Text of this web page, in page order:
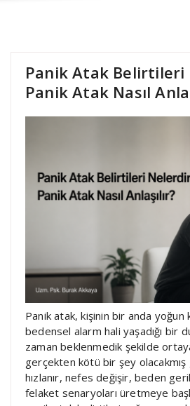
Panik Atak Belirtileri
Panik Atak Nasıl
Panik atak, kişinin bir anda yoğun
bedensel alarm hali yaşadığı bir
zaman beklenmedik şekilde
gerçekten kötü bir şey
hızlanır, nefes değişir, beden
felaket senaryoları üretmeye